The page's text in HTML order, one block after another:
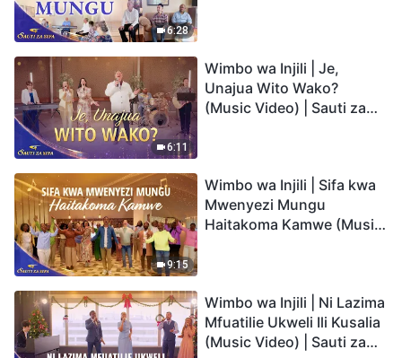
6:28
6:11
Wimbo wa Injili | Je,
Unajua Wito Wako?
(Music Video) | Sauti za
9:15
Wimbo wa Injili | Sifa kwa
Mwenyezi Mungu
Haitakoma Kamwe (Music
Wimbo wa Injili | Ni Lazima
Mfuatilie Ukweli Ili Kusalia
(Music Video) | Sauti za